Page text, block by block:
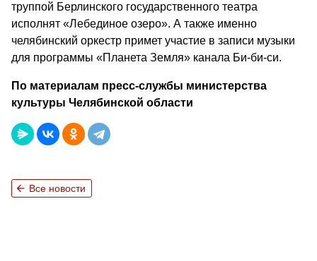
труппой Берлинского государственного театра
исполнят «Лебединое озеро». А также именно
челябинский оркестр примет участие в записи музыки
для программы «Планета Земля» канала Би-би-си.
По материалам пресс-службы министерства
культуры Челябинской области
arrow_back Все новости